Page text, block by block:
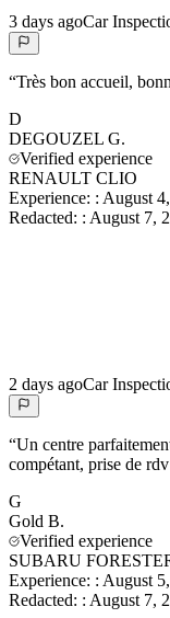
3 days agoCar
“Très bon accueil,
D
DEGOUZEL G.
Verified experience
RENAULT CLIO
Experience: : August
Redacted: : August 7,
2 days agoCar
“Un centre
compétant, prise de
G
Gold B.
Verified experience
SUBARU
Experience: : August
Redacted: : August 7,